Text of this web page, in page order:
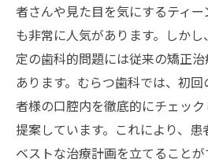
者さんや見た目を気にするティ
も非常に人気があります。しか
定の歯科的問題には従来の矯正
あります。むらつ歯科では、初
者様の口腔内を徹底的にチェッ
提案しています。これにより、
ベストな治療計画を立てることが